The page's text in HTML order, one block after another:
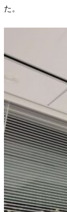
た。